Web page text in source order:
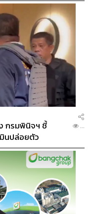
กรมพินิจฯ ชี้
นปล่อยตัว
...